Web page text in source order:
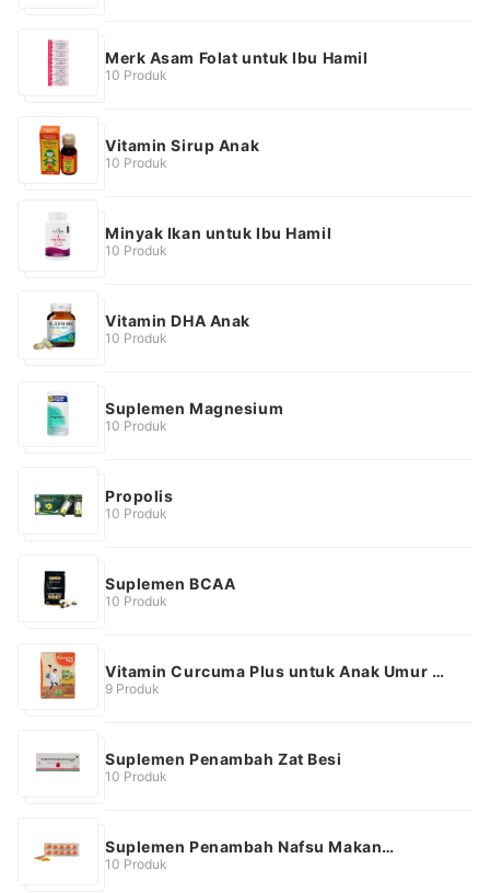
Merk Asam Folat untuk Ibu Hamil
10 Produk
Vitamin Sirup Anak
10 Produk
Minyak Ikan untuk Ibu Hamil
10 Produk
Vitamin DHA Anak
10 Produk
Suplemen Magnesium
10 Produk
Propolis
10 Produk
Suplemen BCAA
10 Produk
Vitamin Curcuma Plus untuk Anak Umur 1
Tahun ke Atas
9 Produk
Suplemen Penambah Zat Besi
10 Produk
Suplemen Penambah Nafsu Makan
Dewasa
10 Produk